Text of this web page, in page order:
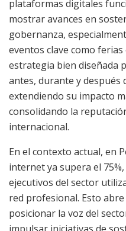
plataformas digitales
mostrar avances en
gobernanza,
eventos clave como
estrategia bien diseñada
antes, durante y después
extendiendo su impacto
consolidando la
internacional.
En el contexto actual, en
internet ya supera el 75%,
ejecutivos del sector
red profesional. Esto
posicionar la voz del